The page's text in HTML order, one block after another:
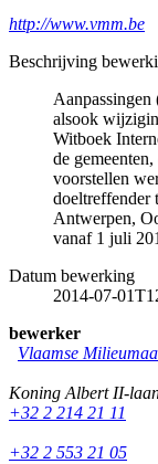
http://www.vmm.be
Beschrijving
Aanpassingen
alsook
Witboek
de
voorstellen
doeltreffender
Antwerpen,
vanaf 1 juli
Datum bewerking
2014-07-
bewerker
Vlaamse
Koning Albert II-
+32 2 214 21 11
+32 2 553 21 05